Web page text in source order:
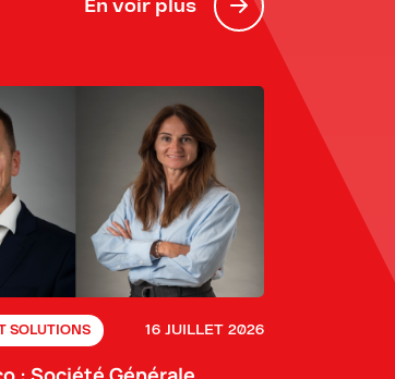
En voir plus
SOLUTIONS 16 JUILLET 2026